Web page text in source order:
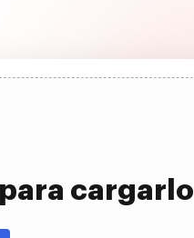
cargarlo